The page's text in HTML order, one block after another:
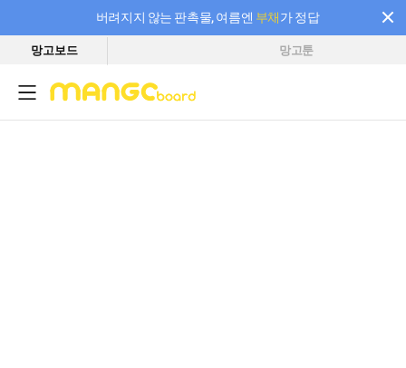
버려지지 않는 판촉물, 여름엔 부채가 정답
필요한 만큼 충전하고 끊김 없이 작업하세요! 새로워진 AI 부스터 요금제
망고보드 망고툰